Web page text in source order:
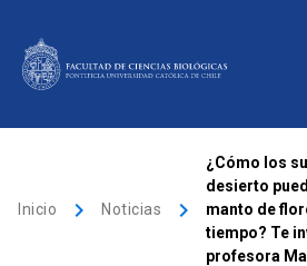
Donaciones launch
Correo
Inicio keyboard_arrow_right Noticias keyboard_arrow_right
¿Cómo los
desierto
manto de
tiempo? Te
profesora